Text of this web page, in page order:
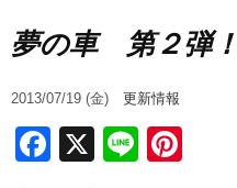
夢の車 第２弾！
2013/07/19 (金) 更新情報
Facebook
X Line